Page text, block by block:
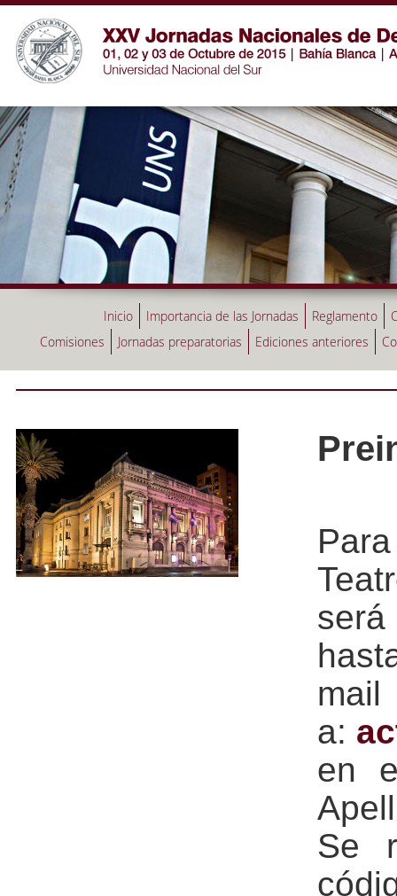
Inicio Importancia de las Jornadas Reglamento
Comisiones
Jornadas preparatorias Ediciones anteriores
mail
a:
en
Se